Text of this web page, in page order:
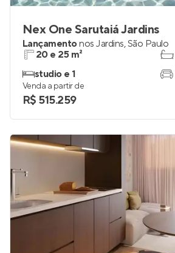
Nex One Sarutaiá Jardins
Lançamentonos Jardins,São Paulo
20 e 25 m²
studio e 1
Venda a partir de
R$ 515.259